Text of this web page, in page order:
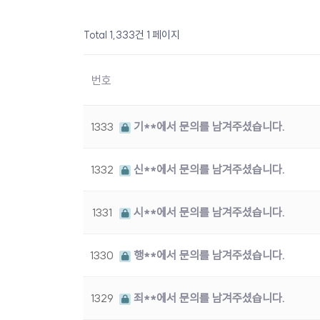
Total 1,333건 1 페이지
번호
1333 기**에서 문의를 남겨주셨습니다.
1332 신**에서 문의를 남겨주셨습니다.
1331 시**에서 문의를 남겨주셨습니다.
1330 행**에서 문의를 남겨주셨습니다.
1329 죄**에서 문의를 남겨주셨습니다.